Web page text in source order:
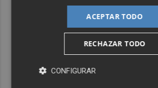
ACEPTAR TODO
RECHAZAR TODO
CONFIGURAR